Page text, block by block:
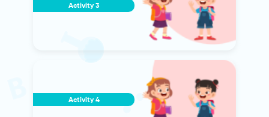
Activity 3
Activity 4